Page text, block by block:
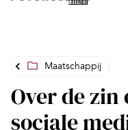
Maatschappij
Over de zin
sociale